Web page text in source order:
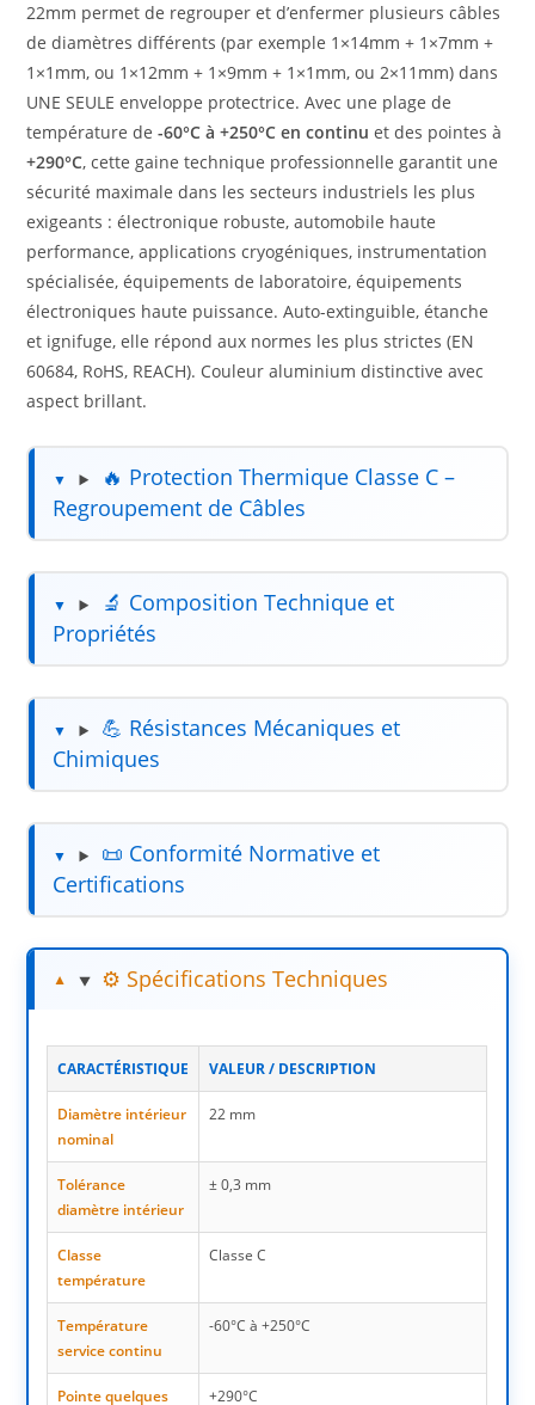
22mm permet de regrouper et d’enfermer plusieurs câbles
de diamètres différents (par exemple 1×14mm + 1×7mm +
1×1mm, ou 1×12mm + 1×9mm + 1×1mm, ou 2×11mm) dans
UNE SEULE enveloppe protectrice. Avec une plage de
température de-60°C à +250°C en continu et des pointes à
+290°C, cette gaine technique professionnelle garantit une
sécurité maximale dans les secteurs industriels les plus
exigeants : électronique robuste, automobile haute
performance, applications cryogéniques, instrumentation
spécialisée, équipements de laboratoire, équipements
électroniques haute puissance. Auto-extinguible, étanche
et ignifuge, elle répond aux normes les plus strictes (EN
60684, RoHS, REACH). Couleur aluminium distinctive avec
aspect brillant.
🔥 Protection Thermique Classe C –
Regroupement de Câbles
🔬 Composition Technique et
Propriétés
💪 Résistances Mécaniques et
Chimiques
📜 Conformité Normative et
Certifications
⚙️ Spécifications Techniques
CARACTÉRISTIQUE VALEUR / DESCRIPTION
Diamètre intérieur
nominal
22 mm
Tolérance
diamètre intérieur
± 0,3 mm
Classe
température
Classe C
Température
service continu
-60°C à +250°C
Pointe quelques +290°C